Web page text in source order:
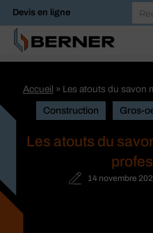
Devis en ligne
Accueil » Les atouts du savon
Construction Gros-
Les atouts du
14 novembre